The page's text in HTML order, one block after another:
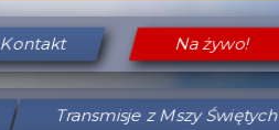
Kontakt Na żywo!
Transmisje z Mszy Świętych